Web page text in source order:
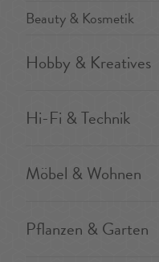
Beauty & Kosmetik
Hobby & Kreatives
Hi-Fi & Technik
Möbel & Wohnen
Pflanzen & Garten